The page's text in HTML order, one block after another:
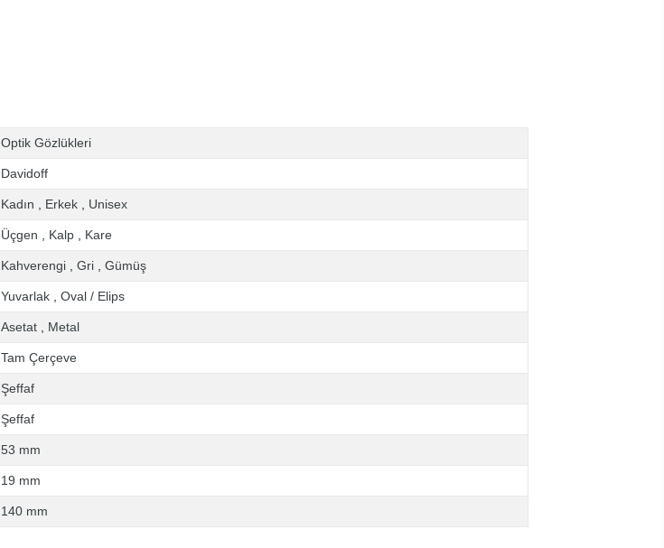
Optik Gözlükleri
Davidoff
Kadın Erkek Unisex
Üçgen Kalp Kare
Kahverengi Gri Gümüş
Yuvarlak Oval / Elips
Asetat Metal
Tam Çerçeve
Şeffaf
Şeffaf
53 mm
19 mm
140 mm